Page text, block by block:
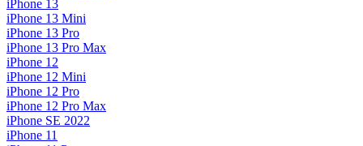
iPhone 13
iPhone 13 Mini
iPhone 13 Pro
iPhone 13 Pro Max
iPhone 12
iPhone 12 Mini
iPhone 12 Pro
iPhone 12 Pro Max
iPhone SE 2022
iPhone 11